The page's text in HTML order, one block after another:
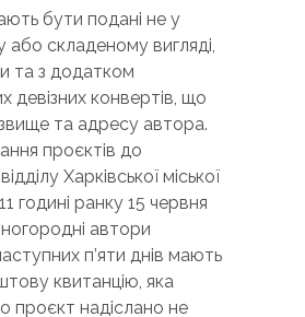
бути подані не у
або складеному вигляді,
та з додатком
девізних конвертів, що
та адресу автора.
проєктів до
Харківської міської
годині ранку 15 червня
автори
п’яти днів мають
квитанцію, яка
проєкт надіслано не